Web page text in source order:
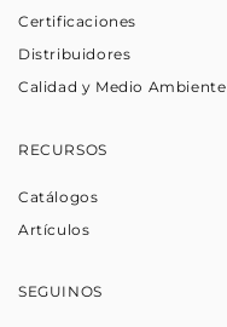
Certificaciones
Distribuidores
Calidad y Medio Ambiente
RECURSOS
Catálogos
Artículos
SEGUINOS